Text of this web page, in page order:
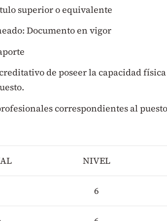
superior o equivalente
Documento en vigor
de poseer la capacidad
correspondientes al
NIVEL
6